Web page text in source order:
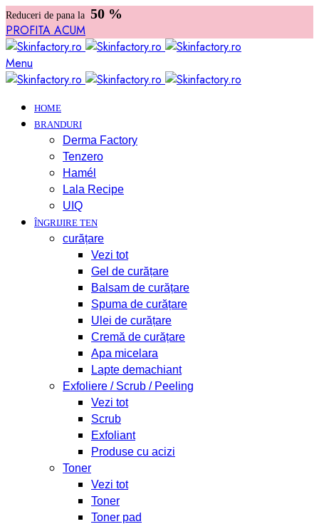
Reduceri de pana la 50 %
PROFITA ACUM
Menu
HOME
BRANDURI
Derma Factory
Tenzero
Hamél
Lala Recipe
UIQ
ÎNGRIJIRE TEN
curățare
Vezi tot
Gel de curățare
Balsam de curățare
Spuma de curățare
Ulei de curățare
Cremă de curățare
Apa micelara
Lapte demachiant
Exfoliere / Scrub / Peeling
Vezi tot
Scrub
Exfoliant
Produse cu acizi
Toner
Vezi tot
Toner
Toner pad